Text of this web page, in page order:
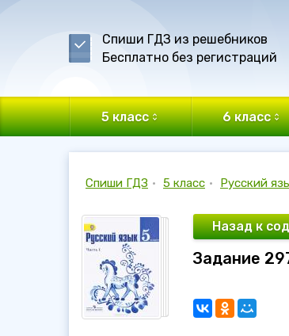
Спиши ГДЗ из решебников
Бесплатно без регистраций
5 класс 6 класс
Спиши ГДЗ • 5 класс • Русский
Назад к
Задание